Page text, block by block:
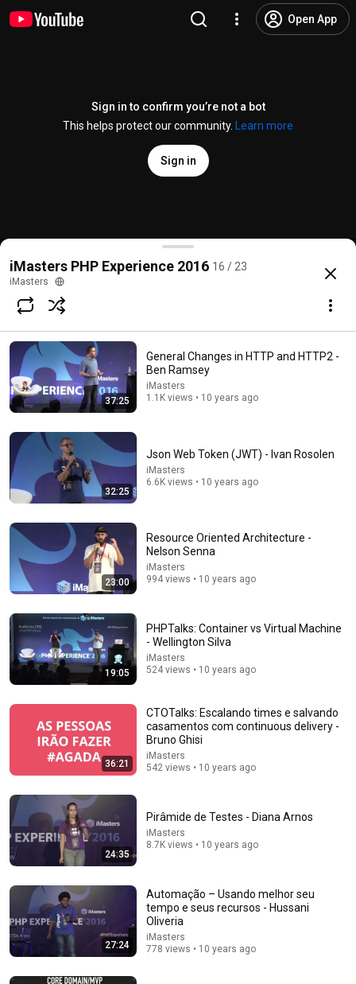
Open App
Sign in to confirm you’re not a bot
This helps protect our community.
Learn more
Sign in
Programação Funcional em PHP - Marcel Santos
@PortaliMasters
Subscribe
Comments 8
Comment...
Object-Oriented and Functional Programming in PHP
with Vinicius Dias | #HipstersPontoTube
Alura
Auto-dubbed
9.4K views
258 - A SUPERIORIDADE da PROGRAMAÇÃO
FUNCIONAL 😱😱😱 | theWiseDev Functional
Otavio Lemos • 8K views
iMasters PHP Experience 2016 16 / 23
iMasters
37:25
General Changes in HTTP and HTTP2 -
Ben Ramsey
iMasters
1.1K views • 10 years ago
32:25
Json Web Token (JWT) - Ivan Rosolen
iMasters
6.6K views • 10 years ago
23:00
Resource Oriented Architecture -
Nelson Senna
iMasters
994 views • 10 years ago
19:05
PHPTalks: Container vs Virtual Machine
- Wellington Silva
iMasters
524 views • 10 years ago
36:21
CTOTalks: Escalando times e salvando
casamentos com continuous delivery -
Bruno Ghisi
iMasters
542 views • 10 years ago
24:35
Pirâmide de Testes - Diana Arnos
iMasters
8.7K views • 10 years ago
27:24
Automação – Usando melhor seu
tempo e seus recursos - Hussani
Oliveria
iMasters
778 views • 10 years ago